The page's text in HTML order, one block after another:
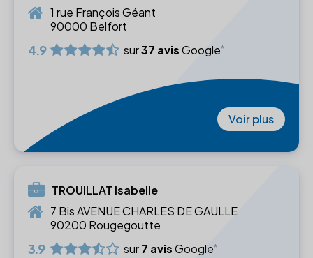
1 rue François Géant
90000 Belfort
4.9 sur37 avisGoogle
Voir plus
TROUILLAT Isabelle
7 Bis AVENUE CHARLES DE GAULLE
90200 Rougegoutte
3.9 sur7 avisGoogle